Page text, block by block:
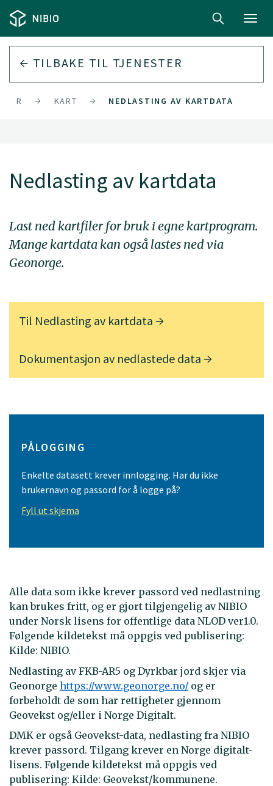
TILBAKE TIL TJENESTER
KART NEDLASTING AV KARTDATA
Nedlasting av kartdata
Last ned kartfiler for bruk i egne kartprogram.
Mange kartdata kan også lastes ned via
Geonorge.
Til Nedlasting av kartdata
Dokumentasjon av nedlastede data
PÅLOGGING
Enkelte datasett krever innlogging. Har du ikke
brukernavn og passord for å logge på?
Fyll ut skjema
Alle data som ikke krever passord ved nedlastning
kan brukes fritt, og er gjort tilgjengelig av NIBIO
under Norsk lisens for offentlige data NLOD ver1.0.
Følgende kildetekst må oppgis ved publisering:
Kilde: NIBIO.
Nedlasting av FKB-AR5 og Dyrkbar jord skjer via
Geonorge https://www.geonorge.no/ og er
forbeholdt de som har rettigheter gjennom
Geovekst og/eller i Norge Digitalt.
DMK er også Geovekst-data, nedlasting fra NIBIO
krever passord. Tilgang krever en Norge digitalt-
lisens. Følgende kildetekst må oppgis ved
publisering: Kilde: Geovekst/kommunene.